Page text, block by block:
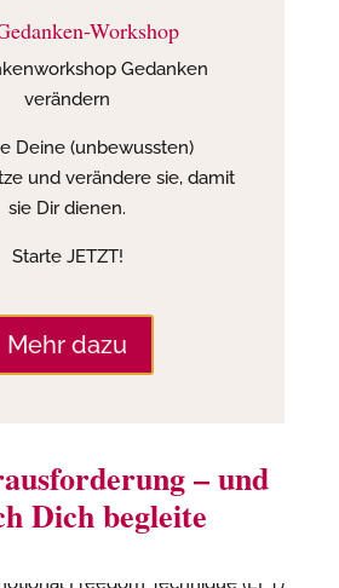
Workshop
Deine (unbewussten)
und verändere sie, damit
sie Dir dienen.
Starte JETZT!
Mehr dazu
– und
Dich begleite